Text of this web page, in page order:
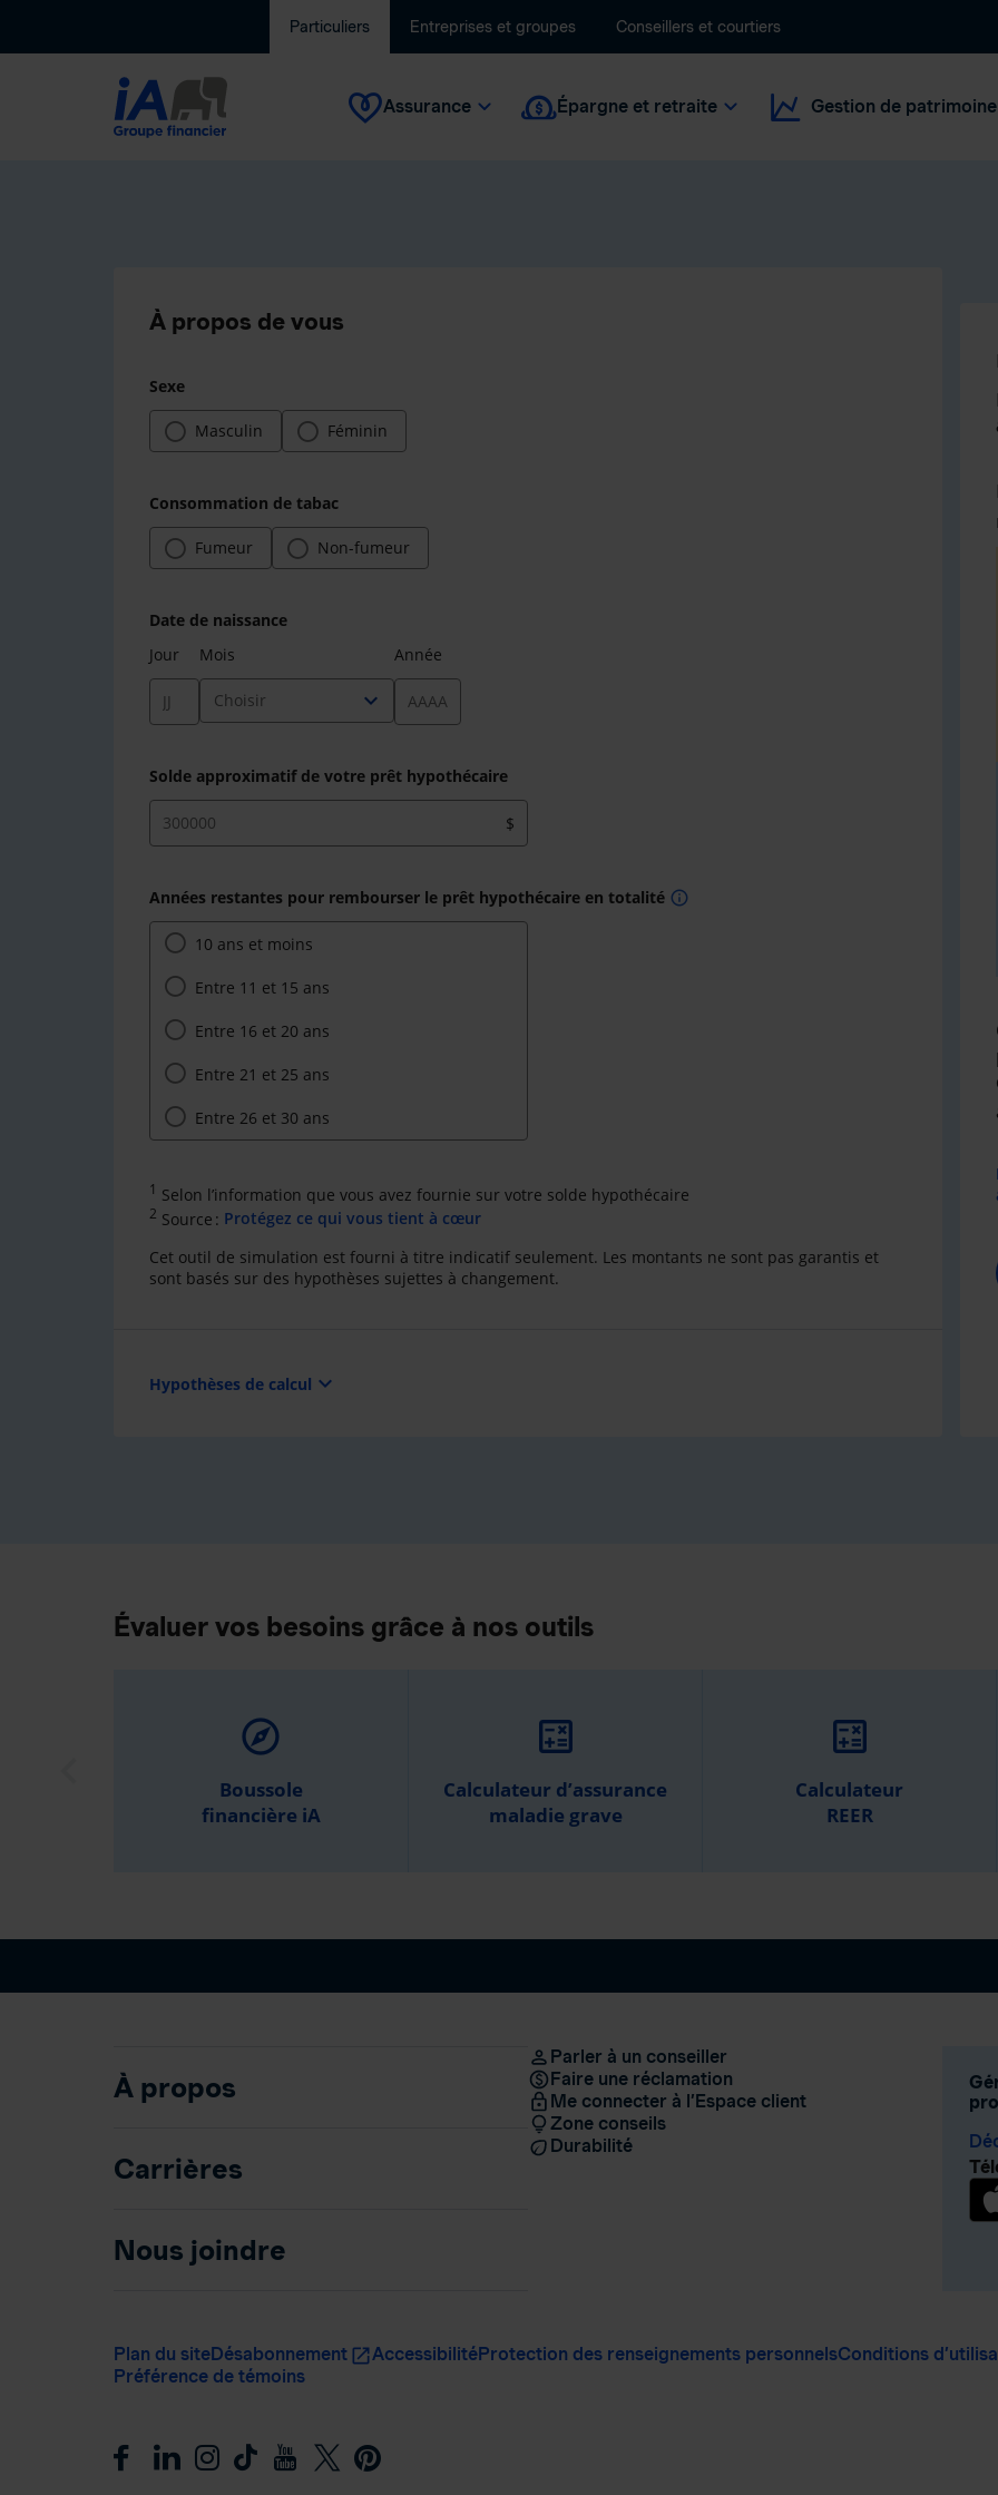
Particuliers Entreprises et groupes Conseillers et courtiers
Assurance Épargne et retraite Gestion de patrimoine
À propos de vous
Sexe
Masculin Féminin
Consommation de tabac
Fumeur Non-fumeur
Date de naissance
Jour
Mois
Choisir expand_more
Année
Solde approximatif de votre prêt hypothécaire
$
Années restantes pour rembourser le prêt hypothécaire en totalité info
10 ans et moins
Entre 11 et 15 ans
Entre 16 et 20 ans
Entre 21 et 25 ans
Entre 26 et 30 ans
1 Selon l’information que vous avez fournie sur votre solde hypothécaire
2 Source : Protégez ce qui vous tient à cœur
Cet outil de simulation est fourni à titre indicatif seulement. Les montants ne sont pas garantis et
sont basés sur des hypothèses sujettes à changement.
Hypothèses de calcul expand_more
Évaluer vos besoins grâce à nos outils
explore
Boussole
financière iA
calculate
Calculateur d’assurance
maladie grave
calculate
Calculateur
REER
À propos
Carrières
Nous joindre
Parler à un conseiller
Faire une réclamation
Me connecter à l’Espace client
Zone conseils
Durabilité
Plan du siteDésabonnement AccessibilitéProtection des renseignements personnelsConditions
Préférence de témoins